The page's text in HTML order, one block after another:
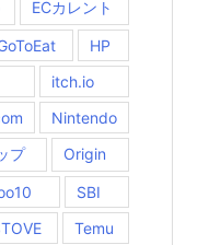
ECカレント
HP
itch.io
Nintendo
プ Origin
SBI
Temu